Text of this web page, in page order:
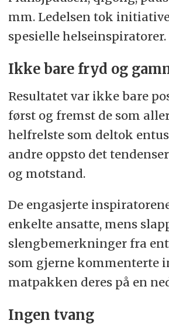
mm. Ledelsen tok
spesielle helseinspiratorer.
Ikke bare fryd og
Resultatet var ikke bare
først og fremst de som
helfrelste som deltok
andre oppsto det
og motstand.
De engasjerte
enkelte ansatte, mens
slengbemerkninger fra
som gjerne kommenterte
matpakken deres på en
Ingen tvang